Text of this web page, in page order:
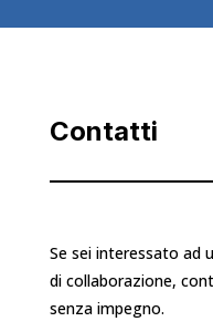
Contatti
Se sei interessato ad
di collaborazione,
senza impegno.